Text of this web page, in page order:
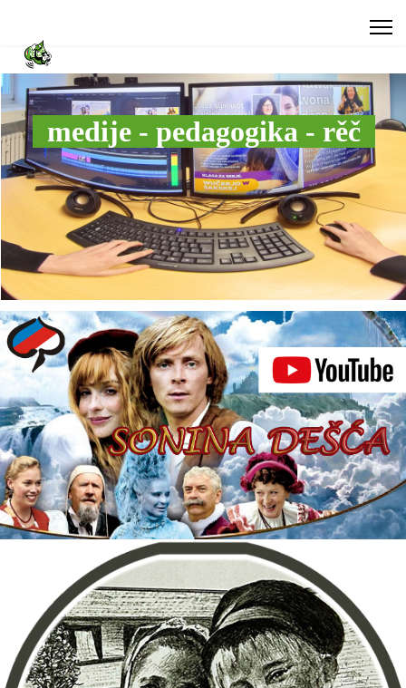
medije - pedagogika - rěč